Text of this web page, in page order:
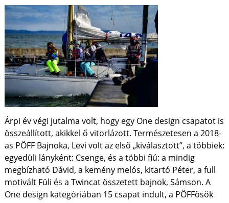
Árpi év végi jutalma volt, hogy egy One design csapatot is
összeállított, akikkel ő vitorlázott. Természetesen a 2018-
as PÖFF Bajnoka, Levi volt az első „kiválasztott”, a többiek:
egyedüli lányként: Csenge, és a többi fiú: a mindig
megbízható Dávid, a kemény melós, kitartó Péter, a full
motivált Füli és a Twincat összetett bajnok, Sámson. A
One design kategóriában 15 csapat indult, a PÖFFösök